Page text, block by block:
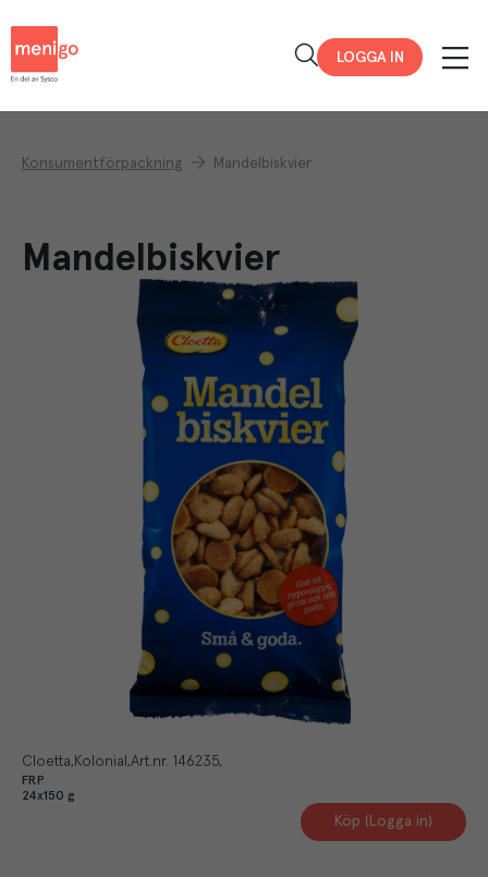
LOGGA IN
Konsumentförpackning Mandelbiskvier
Mandelbiskvier
Cloetta Kolonial Art.nr. 146235
FRP
24x150 g
Köp (Logga in)